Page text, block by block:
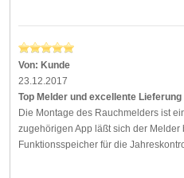
Von: Kunde
23.12.2017
Top Melder und excellente Lieferung
Die Montage des Rauchmelders ist
zugehörigen App läßt sich der
Funktionsspeicher für die